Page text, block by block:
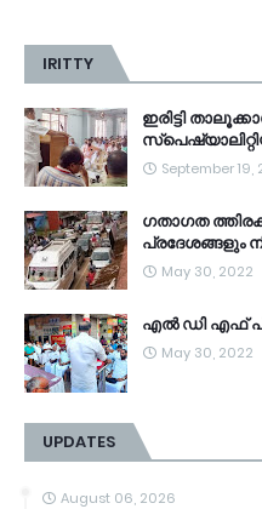
IRITTY
ഇരിട്ടി
September 19,
ഗതാഗത
പ്രദേശങ്ങളും
May 30, 2022
എൽ ഡി എഫ്
May 30, 2022
UPDATES
August 06, 2026